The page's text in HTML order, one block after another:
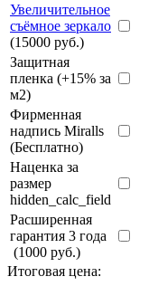
Увеличительное
съёмное зеркало
(15000 руб.)
Защитная
пленка (+15% за
м2)
Фирменная
надпись Miralls
(Бесплатно)
Наценка за
размер
hidden_calc_field
Расширенная
гарантия 3 года
(1000 руб.)
Итоговая цена: